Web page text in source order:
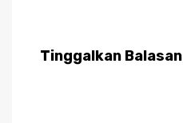
Tinggalkan Balasan